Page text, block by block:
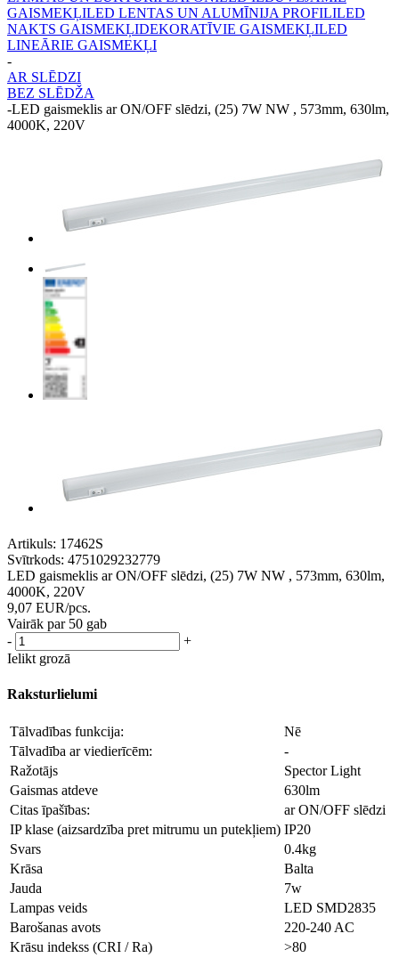
GAISMEKĻILED LENTAS UN ALUMĪNIJA PROFILILED
NAKTS GAISMEKĻIDEKORATĪVIE GAISMEKĻILED
LINEĀRIE GAISMEKĻI
-
AR SLĒDZI
BEZ SLĒDŽA
-LED gaismeklis ar ON/OFF slēdzi, (25) 7W NW , 573mm, 630lm,
4000K, 220V
Artikuls: 17462S
Svītrkods: 4751029232779
LED gaismeklis ar ON/OFF slēdzi, (25) 7W NW , 573mm, 630lm,
4000K, 220V
9,07 EUR/pcs.
Vairāk par 50 gab
-
+
Ielikt grozā
Raksturlielumi
Tālvadības funkcija:
Nē
Tālvadība ar viedierīcēm:
-
Ražotājs
Spector Light
Gaismas atdeve
630lm
Citas īpašības:
ar ON/OFF slēdzi
IP klase (aizsardzība pret mitrumu un putekļiem) IP20
Svars
0.4kg
Krāsa
Balta
Jauda
7w
Lampas veids
LED SMD2835
Barošanas avots
220-240 AC
Krāsu indekss (CRI / Ra)
>80